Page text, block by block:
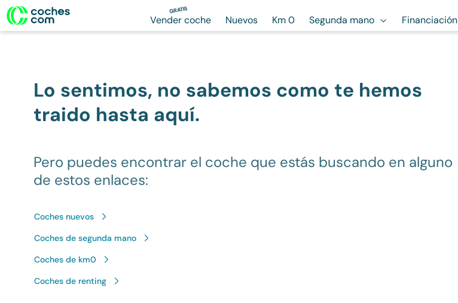
GRATIS
Vender coche Nuevos Km 0 Segunda mano Financiación
Lo sentimos, no sabemos como te hemos
traido hasta aquí.
Pero puedes encontrar el coche que estás buscando en alguno
de estos enlaces:
Coches nuevos
Coches de segunda mano
Coches de km0
Coches de renting